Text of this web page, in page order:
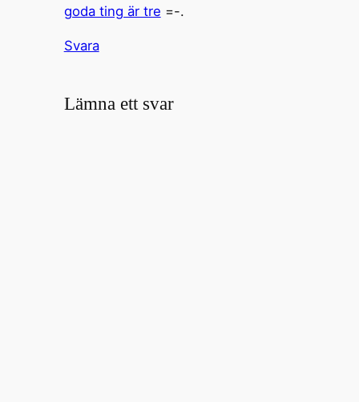
goda ting är tre =-.
Svara
Lämna ett svar